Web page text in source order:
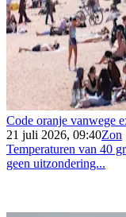
Code oranje vanwege
21 juli 2026, 09:40Zon
Temperaturen van 40
geen uitzondering...